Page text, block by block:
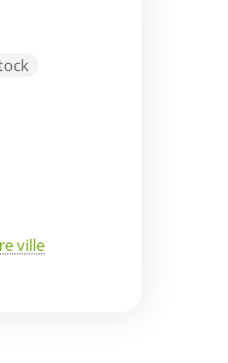
ville